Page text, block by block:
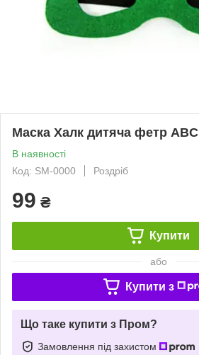
Маска Халк дитяча фетр ABC
В наявності
Код: SM-0000
Роздріб
99 ₴
Купити
або
Купити з
Що таке купити з Пром?
Замовлення під захистом